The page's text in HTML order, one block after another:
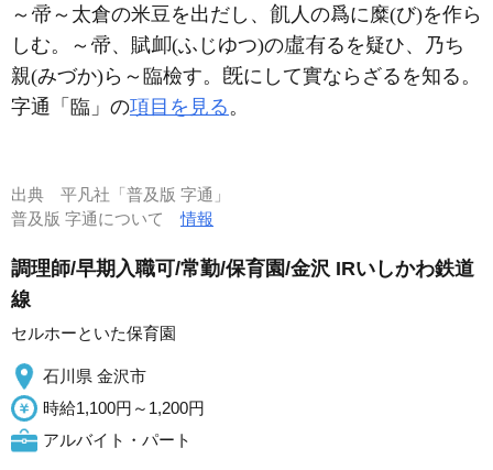
～
～太倉の米豆を出だし、
人の爲に糜(び)を作ら
しむ。～
、賦 (ふじゆつ)の
るを疑ひ、乃ち
親(みづか)ら～臨檢す。
にして實ならざるを知る。
字通「臨」の項目を見る。
出典 平凡社「普及版 字通」
普及版 字通について情報
調理師/早期入職可/常勤/保育園/金沢 IRいしかわ鉄道
線
セルホーといた保育園
石川県 金沢市
時給1,100円～1,200円
アルバイト・パート